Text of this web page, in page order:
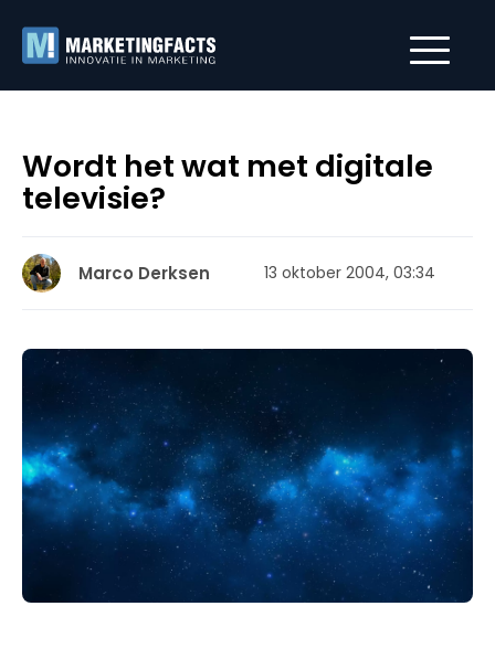
Wordt het wat met digitale
televisie?
Marco Derksen 13 oktober 2004, 03:34